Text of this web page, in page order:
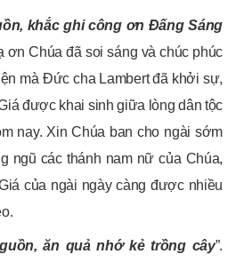
khắc ghi công ơn Đấng Sáng
ơn Chúa đã soi sáng và chúc phúc
mà Đức cha Lambert đã khởi sự,
được khai sinh giữa lòng dân tộc
nay. Xin Chúa ban cho ngài sớm
ngũ các thánh nam nữ của Chúa,
của ngài ngày càng được nhiều
ăn quả nhớ kẻ trồng cây”.